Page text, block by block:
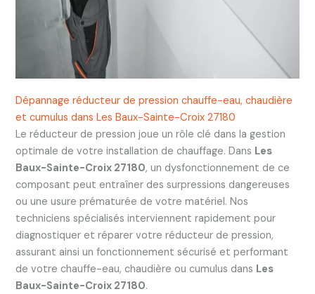
Dépannage réducteur de pression chauffe-eau, chaudière
et cumulus dans Les Baux-Sainte-Croix 27180
Le réducteur de pression joue un rôle clé dans la gestion
optimale de votre installation de chauffage. Dans Les
Baux-Sainte-Croix 27180, un dysfonctionnement de ce
composant peut entraîner des surpressions dangereuses
ou une usure prématurée de votre matériel. Nos
techniciens spécialisés interviennent rapidement pour
diagnostiquer et réparer votre réducteur de pression,
assurant ainsi un fonctionnement sécurisé et performant
de votre chauffe-eau, chaudière ou cumulus dans Les
Baux-Sainte-Croix 27180.